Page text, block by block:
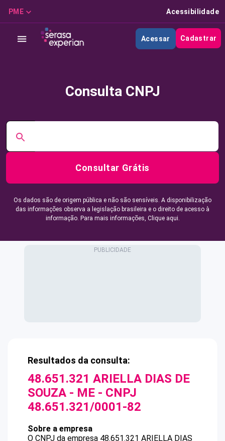
PME Acessibilidade
Acessar Cadastrar
Consulta CNPJ
Consultar Grátis
Os dados são de origem pública e não são sensíveis. A disponibilização
das informações observa a legislação brasileira e o direito de acesso à
informação. Para mais informações, Clique aqui.
Resultados da consulta:
48.651.321 ARIELLA DIAS DE
SOUZA - ME - CNPJ
48.651.321/0001-82
Sobre a empresa
O CNPJ da empresa 48.651.321 ARIELLA DIAS